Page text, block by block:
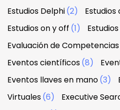
Estudios Delphi(2)
Estudios on y off (1)
Evaluación de Competencias
Eventos científicos(8)
Eventos llaves en mano(3)
Virtuales(6) Executive